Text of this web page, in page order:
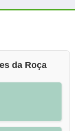
da Roça